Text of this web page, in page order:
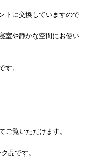
トに交換していますので
室や静かな空間にお使い
す。
覧いただけます。
品です。